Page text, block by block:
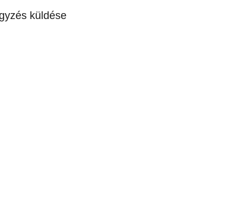
küldése